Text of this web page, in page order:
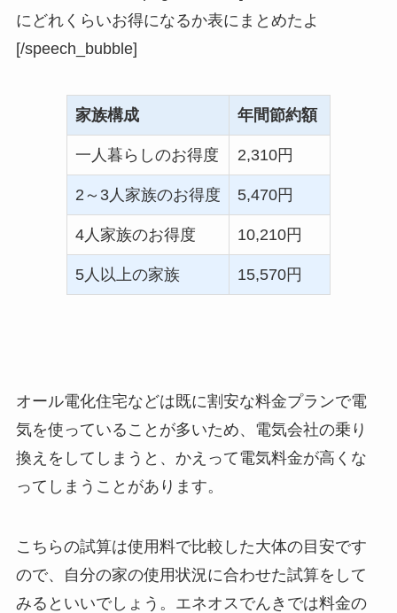
にどれくらいお得になるか表にまとめたよ
[/speech_bubble]
家族構成 年間節約額
一人暮らしのお得度 2,310円
2～3人家族のお得度 5,470円
4人家族のお得度 10,210円
5人以上の家族 15,570円
オール電化住宅などは既に割安な料金プランで電
気を使っていることが多いため、電気会社の乗り
換えをしてしまうと、かえって電気料金が高くな
ってしまうことがあります。
こちらの試算は使用料で比較した大体の目安です
ので、自分の家の使用状況に合わせた試算をして
みるといいでしょう。エネオスでんきでは料金の